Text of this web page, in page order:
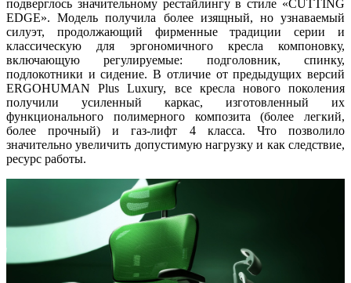
подверглось значительному рестайлингу в стиле «CUTTING
EDGE». Модель получила более изящный, но узнаваемый
силуэт, продолжающий фирменные традиции серии и
классическую для эргономичного кресла компоновку,
включающую регулируемые: подголовник, спинку,
подлокотники и сидение. В отличие от предыдущих версий
ERGOHUMAN Plus Luxury, все кресла нового поколения
получили усиленный каркас, изготовленный их
функционального полимерного композита (более легкий,
более прочный) и газ-лифт 4 класса. Что позволило
значительно увеличить допустимую нагрузку и как следствие,
ресурс работы.